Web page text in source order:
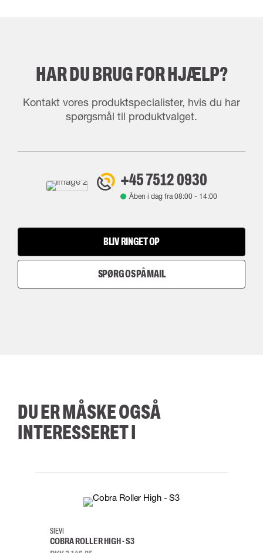
HAR DU BRUG FOR HJÆLP?
Kontakt vores produktspecialister, hvis du har
spørgsmål til produktvalget.
+45 7512 0930
Åben i dag fra08:00- 14:00
BLIV RINGET OP
SPØRG OS PÅ MAIL
DU ER MÅSKE OGSÅ
INTERESSERET I
38
SIEVI
COBRA ROLLER HIGH - S3